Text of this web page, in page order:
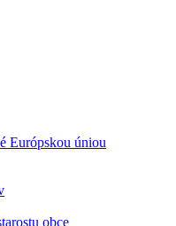
Európskou úniou
obce